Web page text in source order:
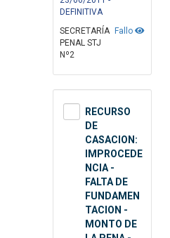
DEFINITIVA
Fallo
SECRETARÍA
PENAL STJ
Nº2
RECURSO
DE
CASACION:
IMPROCEDE
NCIA -
FALTA DE
FUNDAMEN
TACION -
MONTO DE